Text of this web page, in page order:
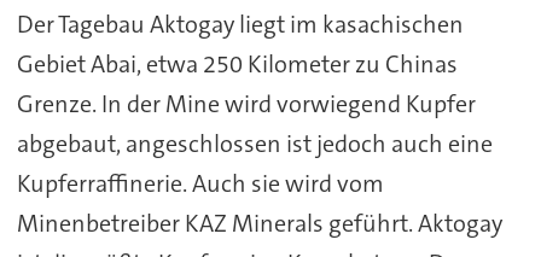
Der Tagebau Aktogay liegt im kasachischen
Gebiet Abai, etwa 250 Kilometer zu Chinas
Grenze. In der Mine wird vorwiegend Kupfer
abgebaut, angeschlossen ist jedoch auch eine
Kupferraffinerie. Auch sie wird vom
Minenbetreiber KAZ Minerals geführt. Aktogay